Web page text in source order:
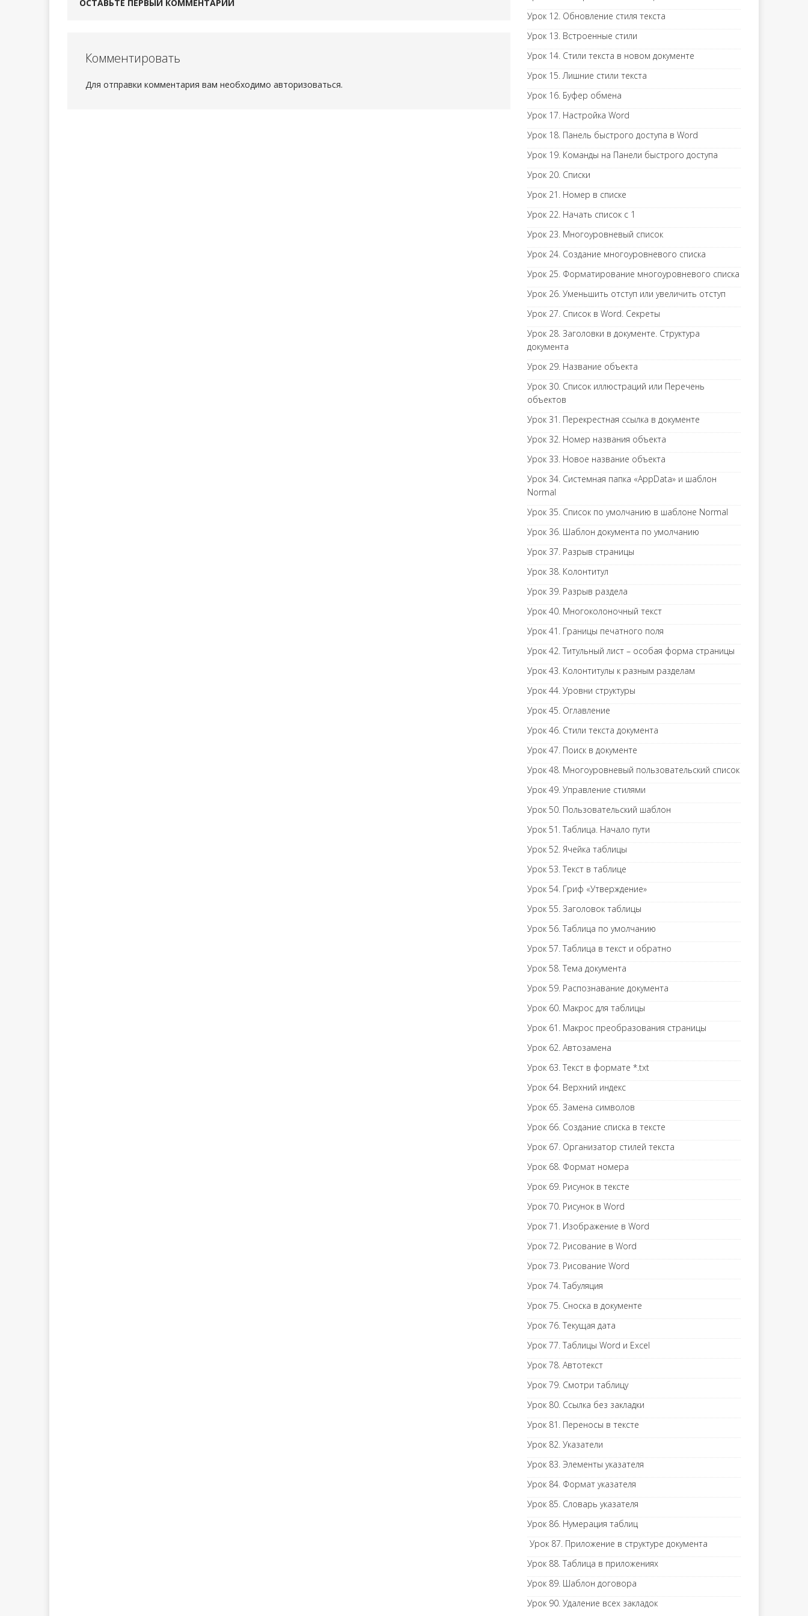
ОСТАВЬТЕ ПЕРВЫЙ КОММЕНТАРИЙ
Комментировать
Для отправки комментария вам необходимо авторизоваться.
Урок 12. Обновление стиля текста
Урок 13. Встроенные стили
Урок 14. Стили текста в новом документе
Урок 15. Лишние стили текста
Урок 16. Буфер обмена
Урок 17. Настройка Word
Урок 18. Панель быстрого доступа в Word
Урок 19. Команды на Панели быстрого доступа
Урок 20. Списки
Урок 21. Номер в списке
Урок 22. Начать список с 1
Урок 23. Многоуровневый список
Урок 24. Создание многоуровневого списка
Урок 25. Форматирование многоуровневого списка
Урок 26. Уменьшить отступ или увеличить отступ
Урок 27. Список в Word. Секреты
Урок 28. Заголовки в документе. Структура
документа
Урок 29. Название объекта
Урок 30. Список иллюстраций или Перечень
объектов
Урок 31. Перекрестная ссылка в документе
Урок 32. Номер названия объекта
Урок 33. Новое название объекта
Урок 34. Системная папка «AppData» и шаблон
Normal
Урок 35. Список по умолчанию в шаблоне Normal
Урок 36. Шаблон документа по умолчанию
Урок 37. Разрыв страницы
Урок 38. Колонтитул
Урок 39. Разрыв раздела
Урок 40. Многоколоночный текст
Урок 41. Границы печатного поля
Урок 42. Титульный лист – особая форма страницы
Урок 43. Колонтитулы к разным разделам
Урок 44. Уровни структуры
Урок 45. Оглавление
Урок 46. Стили текста документа
Урок 47. Поиск в документе
Урок 48. Многоуровневый пользовательский список
Урок 49. Управление стилями
Урок 50. Пользовательский шаблон
Урок 51. Таблица. Начало пути
Урок 52. Ячейка таблицы
Урок 53. Текст в таблице
Урок 54. Гриф «Утверждение»
Урок 55. Заголовок таблицы
Урок 56. Таблица по умолчанию
Урок 57. Таблица в текст и обратно
Урок 58. Тема документа
Урок 59. Распознавание документа
Урок 60. Макрос для таблицы
Урок 61. Макрос преобразования страницы
Урок 62. Автозамена
Урок 63. Текст в формате *.txt
Урок 64. Верхний индекс
Урок 65. Замена символов
Урок 66. Создание списка в тексте
Урок 67. Организатор стилей текста
Урок 68. Формат номера
Урок 69. Рисунок в тексте
Урок 70. Рисунок в Word
Урок 71. Изображение в Word
Урок 72. Рисование в Word
Урок 73. Рисование Word
Урок 74. Табуляция
Урок 75. Сноска в документе
Урок 76. Текущая дата
Урок 77. Таблицы Word и Excel
Урок 78. Автотекст
Урок 79. Смотри таблицу
Урок 80. Ссылка без закладки
Урок 81. Переносы в тексте
Урок 82. Указатели
Урок 83. Элементы указателя
Урок 84. Формат указателя
Урок 85. Словарь указателя
Урок 86. Нумерация таблиц
Урок 87. Приложение в структуре документа
Урок 88. Таблица в приложениях
Урок 89. Шаблон договора
Урок 90. Удаление всех закладок